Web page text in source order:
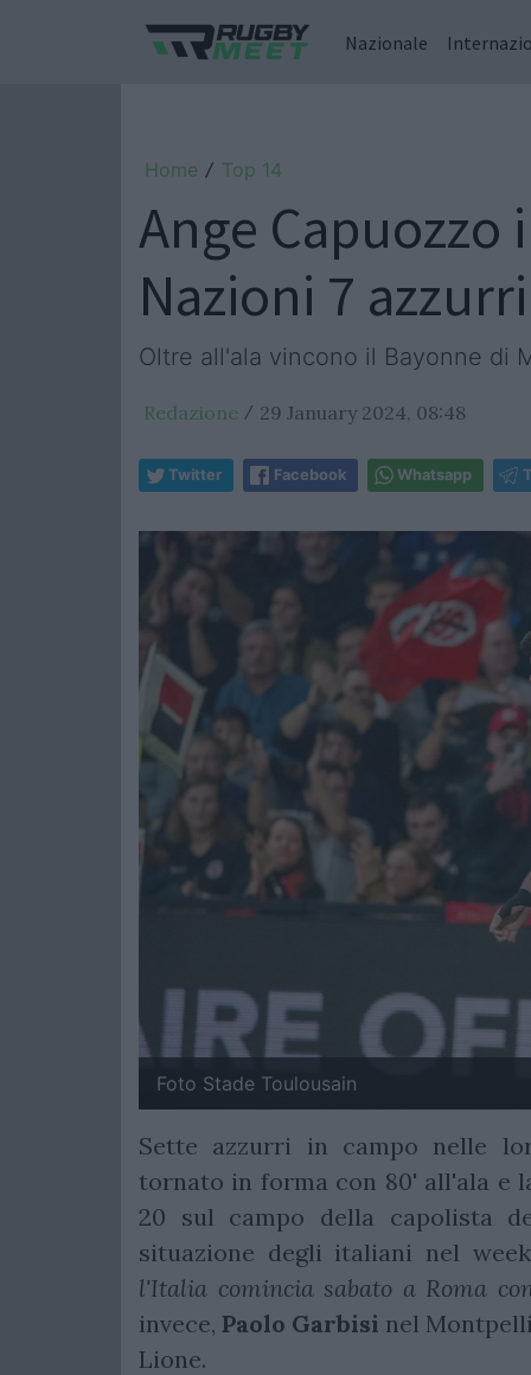
Nazionale
Home / Top 14
Ange Capuozzo
Nazioni 7
Oltre all'ala vincono il Bayonne di
Redazione / 29 January 2024, 08:48
Twitter Facebook Whatsapp
Foto Stade Toulousain
Sette azzurri in campo nelle
tornato in forma con 80' all'ala e
20 sul campo della capolista
situazione degli italiani nel
l'Italia comincia sabato a Roma
invece, Paolo Garbisi nel
Lione.